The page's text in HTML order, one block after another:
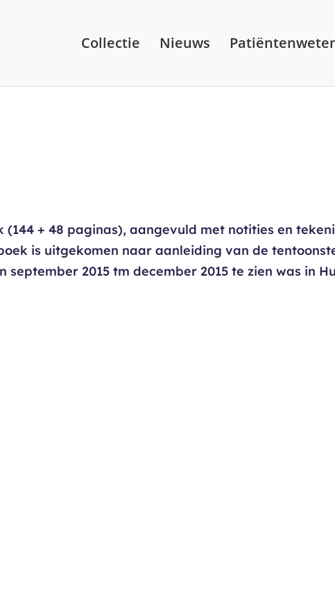
Collectie Nieuws
+ 48 paginas), aangevuld met notities en
is uitgekomen naar aanleiding van de
september 2015 tm december 2015 te zien was in